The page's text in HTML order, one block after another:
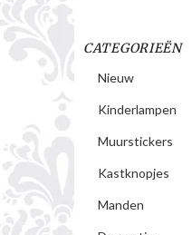
CATEGORIEËN
Nieuw
Kinderlampen
Muurstickers
Kastknopjes
Manden